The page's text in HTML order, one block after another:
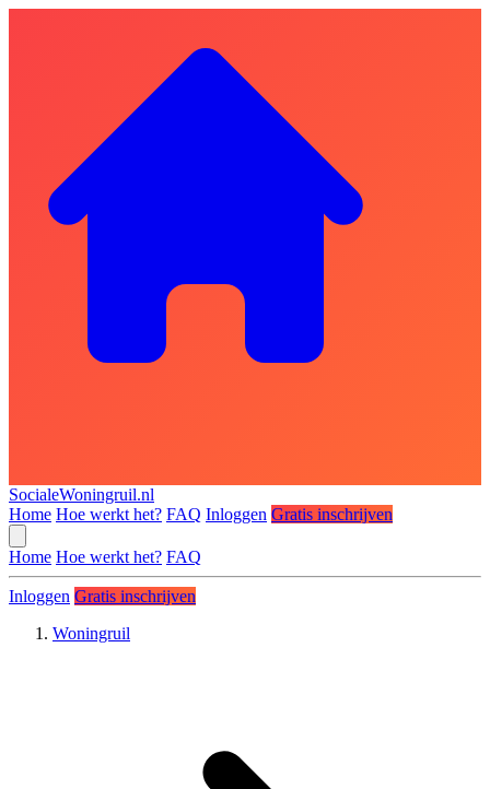
SocialeWoningruil.nl
Home Hoe werkt het? FAQ Inloggen Gratis inschrijven
Home Hoe werkt het? FAQ
Inloggen Gratis inschrijven
Woningruil